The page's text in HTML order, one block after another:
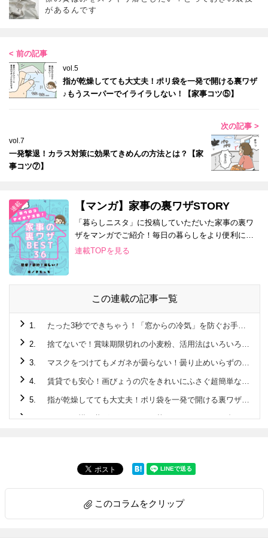
があるんです
< 前の記事
vol.5
指が乾燥してても大丈夫！ポリ袋を一発で開ける裏ワザ
♪もうスーパーでイライラしない！【家事コツ⑤】
次の記事 >
vol.7
一発撃退！カラス対策に効果てきめんの方法とは？【家
事コツ⑦】
【マンガ】家事の裏ワザSTORY
「暮らしニスタ」に投稿していただいた家事の裏ワ
ザをマンガでご紹介！毎日の暮らしをより便利に、
快適にするアイデア満載です！
連載TOPを見る
この連載の記事一覧
1. たった3秒でできちゃう！「窓からの冷気」を防ぐお手軽防寒対策って？【家事コツ①】
2. 捨てないで！賞味期限切れの小麦粉、活用法はいろいろ♪【家事コツ②】
3. マスクをつけてもメガネが曇らない！曇り止めいらずの超お手軽な方法って？【家事コツ③】
4. 賃貸でも安心！画びょうの穴をきれいにふさぐ超簡単な裏ワザ【家事コツ④】
5. 指が乾燥してても大丈夫！ポリ袋を一発で開ける裏ワザ♪もうスーパーでイライラしない！【家事コツ⑤】
6. しつこい襟の黄ばみ！スッキリ落とすとっておきの裏ワザって？【家事コツ⑥】
このコラムをクリップ